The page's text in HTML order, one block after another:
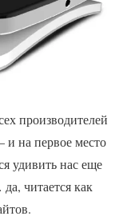
производителей
на первое место
удивить нас еще
читается как